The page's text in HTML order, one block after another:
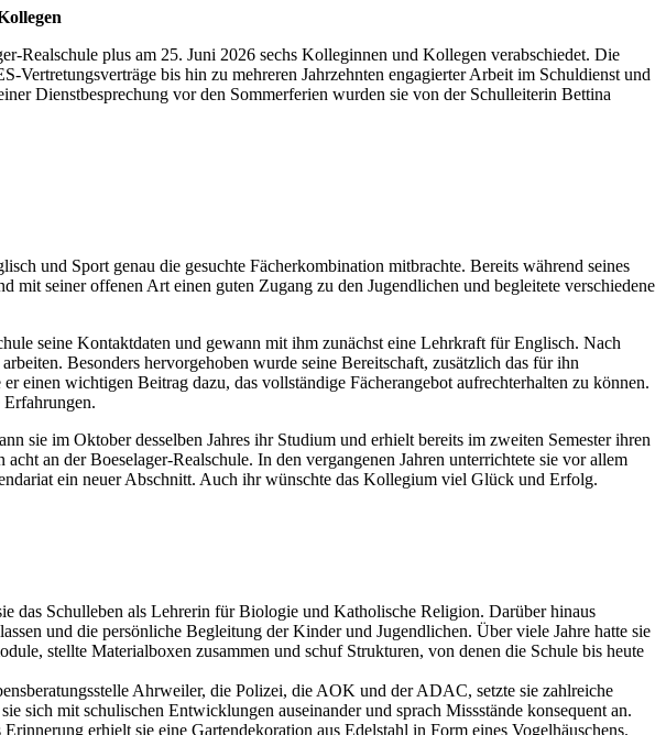
Realschule plus am 25. Juni 2026 sechs Kolleginnen und Kollegen verabschiedet. Die
Vertretungsverträge bis hin zu mehreren Jahrzehnten engagierter Arbeit im Schuldienst und
Dienstbesprechung vor den Sommerferien wurden sie von der Schulleiterin Bettina
und Sport genau die gesuchte Fächerkombination mitbrachte. Bereits während seines
seiner offenen Art einen guten Zugang zu den Jugendlichen und begleitete verschiedene
seine Kontaktdaten und gewann mit ihm zunächst eine Lehrkraft für Englisch. Nach
Besonders hervorgehoben wurde seine Bereitschaft, zusätzlich das für ihn
einen wichtigen Beitrag dazu, das vollständige Fächerangebot aufrechterhalten zu können.
sie im Oktober desselben Jahres ihr Studium und erhielt bereits im zweiten Semester ihren
an der Boeselager-Realschule. In den vergangenen Jahren unterrichtete sie vor allem
ein neuer Abschnitt. Auch ihr wünschte das Kollegium viel Glück und Erfolg.
das Schulleben als Lehrerin für Biologie und Katholische Religion. Darüber hinaus
und die persönliche Begleitung der Kinder und Jugendlichen. Über viele Jahre hatte sie
stellte Materialboxen zusammen und schuf Strukturen, von denen die Schule bis heute
Ahrweiler, die Polizei, die AOK und der ADAC, setzte sie zahlreiche
sich mit schulischen Entwicklungen auseinander und sprach Missstände konsequent an.
erhielt sie eine Gartendekoration aus Edelstahl in Form eines Vogelhäuschens.